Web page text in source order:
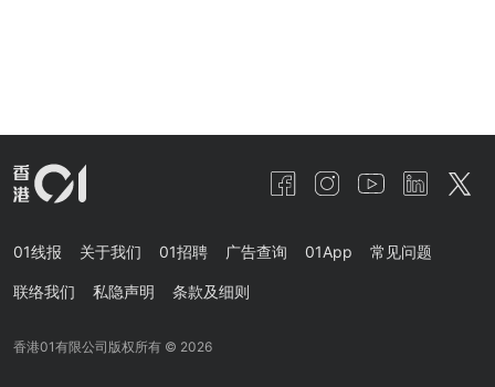
01线报 关于我们 01招聘 广告查询 01App 常见问题
联络我们 私隐声明 条款及细则
香港01有限公司版权所有 © 2026